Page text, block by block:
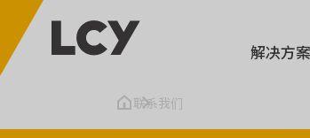
解决方案
联系我们